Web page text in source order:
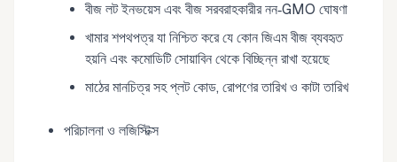
বীজ লট ইনভয়েস এবং বীজ সরবরাহকারীর নন‑GMO ঘোষণা
খামার শপথপত্র যা নিশ্চিত করে যে কোন জিএম বীজ ব্যবহৃত
হয়নি এবং কমোডিটি সোয়াবিন থেকে বিচ্ছিন্ন রাখা হয়েছে
মাঠের মানচিত্র সহ প্লট কোড, রোপণের তারিখ ও কাটা তারিখ
পরিচালনা ও লজিস্টিক্স